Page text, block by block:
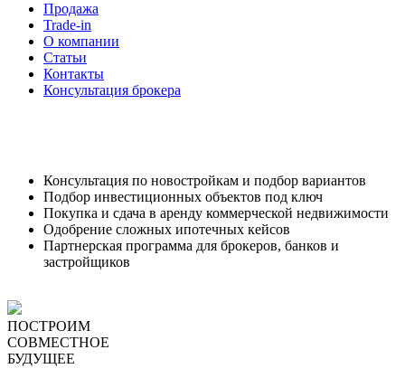
Продажа
Trade-in
О компании
Статьи
Контакты
Консультация брокера
Консультация по новостройкам и подбор вариантов
Подбор инвестиционных объектов под ключ
Покупка и сдача в аренду коммерческой недвижимости
Одобрение сложных ипотечных кейсов
Партнерская программа для брокеров, банков и
застройщиков
ПОСТРОИМ
СОВМЕСТНОЕ
БУДУЩЕЕ